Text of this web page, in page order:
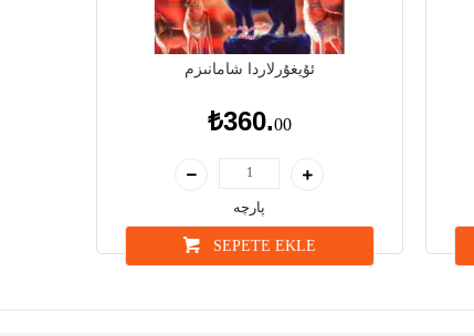
ئۇيغۇرلاردا شامانىزم
₺360.00
پارچە
SEPETE EKLE